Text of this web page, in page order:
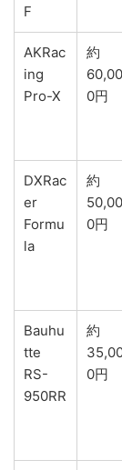
F
AKRac
ing
Pro-X
約
60,00
0円
DXRac
er
Formu
la
約
50,00
0円
Bauhu
tte
RS-
950RR
約
0円